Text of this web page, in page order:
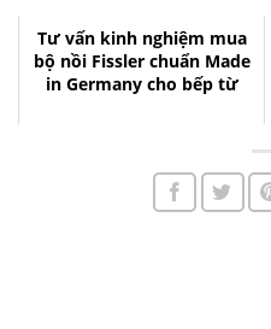
Tư vấn kinh nghiệm mua
bộ nồi Fissler chuẩn Made
in Germany cho bếp từ